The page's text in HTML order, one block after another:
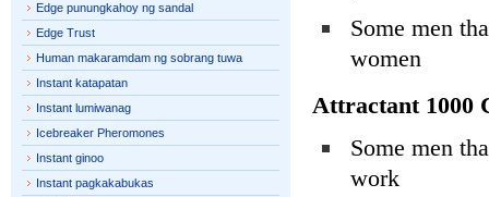
Some men
women
Attractant 1000
Some men
work
Edge punungkahoy ng sandal
Edge Trust
Human makaramdam ng sobrang tuwa
Instant katapatan
Instant lumiwanag
Icebreaker Pheromones
Instant ginoo
Instant pagkakabukas